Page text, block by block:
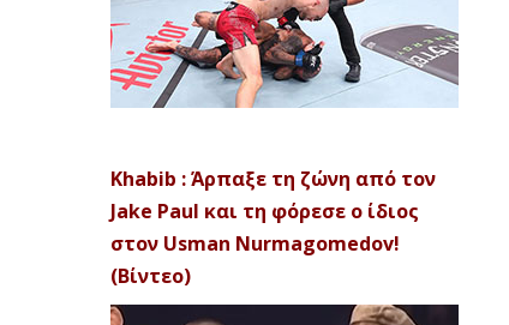
Khabib : Άρπαξε τη ζώνη από τον
Jake Paul και τη φόρεσε ο ίδιος
στον Usman Nurmagomedov!
(Βίντεο)